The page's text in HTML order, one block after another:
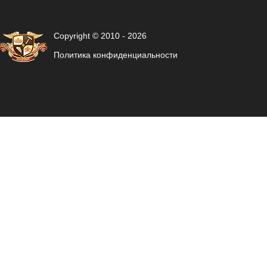
Copyright © 2010 - 2026
Политика конфиденциальности